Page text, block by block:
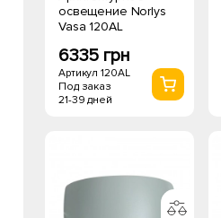
освещение Norlys
Vasa 120AL
6335 грн
Артикул 120AL
Под заказ
21-39 дней